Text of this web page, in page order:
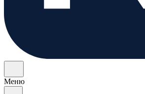
Меню